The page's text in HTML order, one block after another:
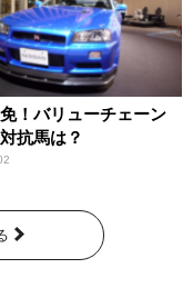
！バリューチェーン
抗馬は？